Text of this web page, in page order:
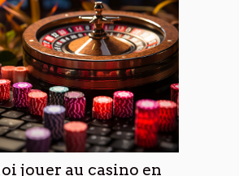
jouer au casino en